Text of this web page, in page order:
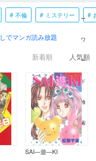
不倫 ミステリー
新着順 人気順
SAI―遊―KI